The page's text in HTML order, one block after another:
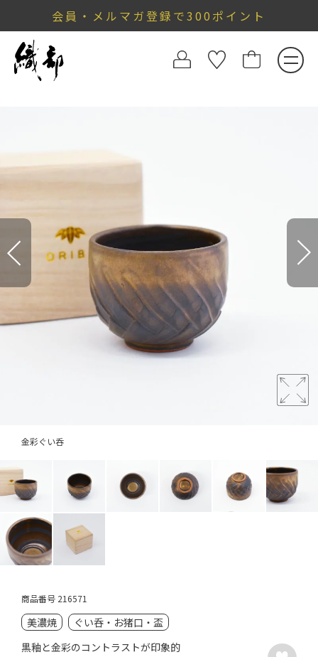
会員・メルマガ登録で300ポイント
金彩ぐい呑
商品番号 216571
美濃焼
ぐい呑・お猪口・盃
黒釉と金彩のコントラストが印象的